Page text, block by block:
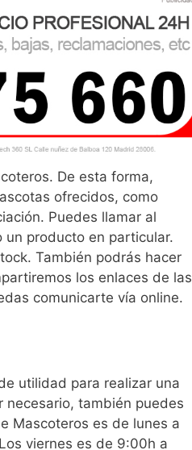
De esta forma,
ofrecidos, como
Puedes llamar al
producto en particular.
También podrás hacer
los enlaces de las
comunicarte vía online.
utilidad para realizar una
necesario, también puedes
Mascoteros es de lunes a
viernes es de 9:00h a